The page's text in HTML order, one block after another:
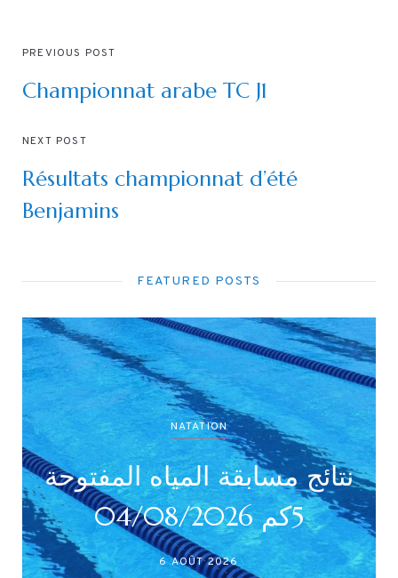
PREVIOUS POST
Championnat arabe TC J1
NEXT POST
Résultats championnat d’été
Benjamins
FEATURED POSTS
NATATION
نتائج مسابقة المياه المفتوحة
5كم 04/08/2026
6 AOÛT 2026